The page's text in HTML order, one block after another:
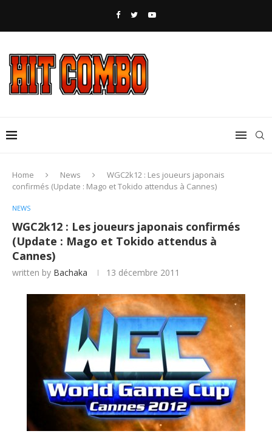
Home News
WGC2k12 : Les joueurs japonais
confirmés (Update : Mago et Tokido attendus à Cannes)
NEWS
WGC2k12 : Les joueurs japonais confirmés
(Update : Mago et Tokido attendus à
Cannes)
written by Bachaka 13 décembre 2011